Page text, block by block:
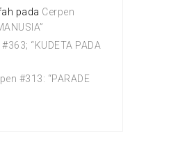
pada Cerpen
“KUDETA PADA
#313: “PARADE